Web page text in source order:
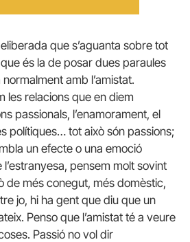
que s’aguanta sobre tot
és la de posar dues paraules
amb l’amistat.
les relacions que en diem
passionals, l’enamorament, el
polítiques… tot això són passions;
un efecte o una emoció
l’estranyesa, pensem molt sovint
de més conegut, més domèstic,
jo, hi ha gent que diu que un
Penso que l’amistat té a veure
Passió no vol dir